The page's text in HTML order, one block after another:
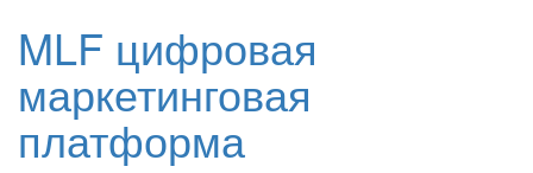
MLF цифровая
маркетинговая
платформа